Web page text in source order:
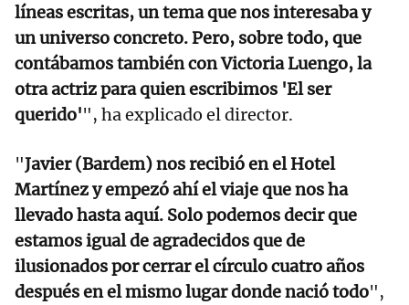
líneas escritas, un tema que nos interesaba y
un universo concreto. Pero, sobre todo, que
contábamos también con Victoria Luengo, la
otra actriz para quien escribimos 'El ser
querido'", ha explicado el director.
"Javier (Bardem) nos recibió en el Hotel
Martínez y empezó ahí el viaje que nos ha
llevado hasta aquí. Solo podemos decir que
estamos igual de agradecidos que de
ilusionados por cerrar el círculo cuatro años
después en el mismo lugar donde nació todo",